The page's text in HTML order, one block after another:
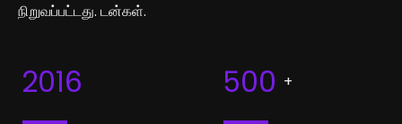
நிறுவப்பட்டது. டன்கள்.
2016 500 +